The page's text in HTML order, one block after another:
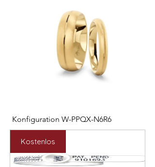
Konfiguration W-PPQX-N6R6
Preis
2.127,00 €
Preis
Kostenlos